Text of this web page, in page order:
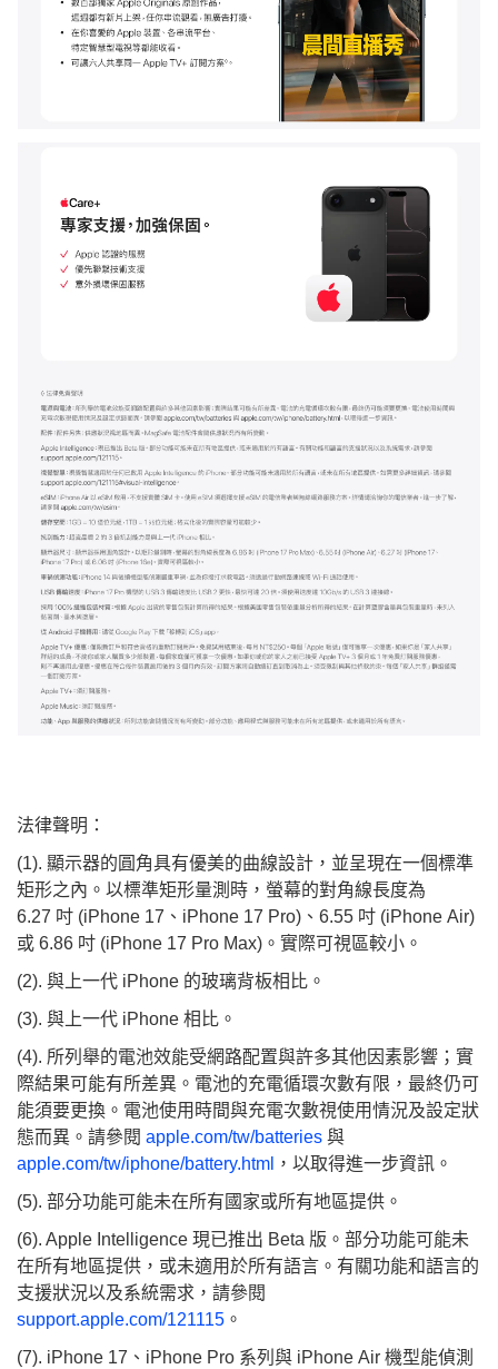
法律聲明：
(1). 顯示器的圓角具有優美的曲線設計，並呈現在一個標準
矩形之內。以標準矩形量測時，螢幕的對角線長度為
6.27 吋 (iPhone 17、iPhone 17 Pro)、6.55 吋 (iPhone Air)
或 6.86 吋 (iPhone 17 Pro Max)。實際可視區較小。
(2). 與上一代 iPhone 的玻璃背板相比。
(3). 與上一代 iPhone 相比。
(4). 所列舉的電池效能受網路配置與許多其他因素影響；實
際結果可能有所差異。電池的充電循環次數有限，最終仍可
能須要更換。電池使用時間與充電次數視使用情況及設定狀
態而異。請參閱 apple.com/tw/batteries 與
apple.com/tw/iphone/battery.html ，以取得進一步資訊。
(5). 部分功能可能未在所有國家或所有地區提供。
(6). Apple Intelligence 現已推出 Beta 版。部分功能可能未
在所有地區提供，或未適用於所有語言。有關功能和語言的
支援狀況以及系統需求，請參閱
support.apple.com/121115 。
(7). iPhone 17、iPhone Pro 系列與 iPhone Air 機型能偵測